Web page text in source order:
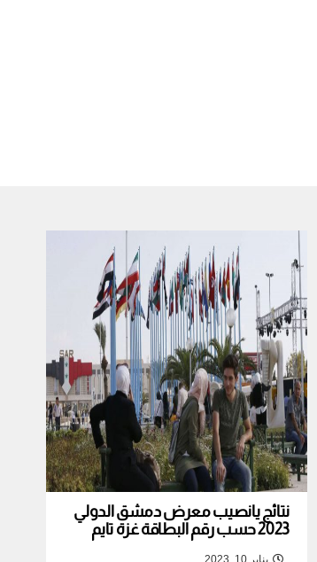
نتائج يانصيب معرض دمشق الدولي
2023 حسب رقم البطاقة غزة تايم
يناير 10, 2023